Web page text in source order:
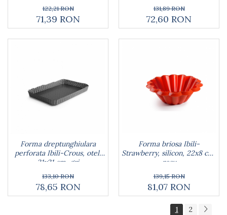
122,21 RON
71,39 RON
131,89 RON
72,60 RON
Forma dreptunghiulara
perforata Ibili-Crous, otel,
31x21 cm, gri
133,10 RON
78,65 RON
Forma briosa Ibili-
Strawberry, silicon, 22x8 cm,
rosu
139,15 RON
81,07 RON
1 2